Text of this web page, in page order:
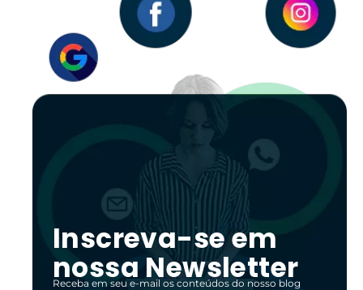
Inscreva-se em
nossa Newsletter
Receba em seu e-mail os conteúdos do nosso blog